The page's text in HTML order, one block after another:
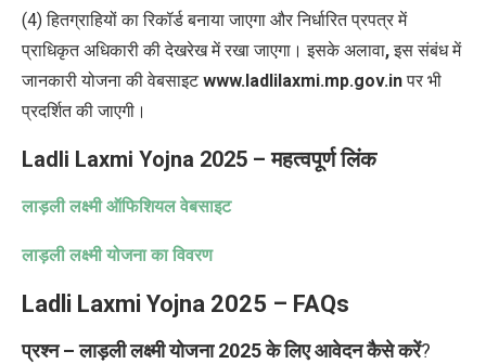
(4) हितग्राहियों का रिकॉर्ड बनाया जाएगा और निर्धारित प्रपत्र में
प्राधिकृत अधिकारी की देखरेख में रखा जाएगा। इसके अलावा,इस संबंध में
जानकारी योजना की वेबसाइटwww.ladlilaxmi.mp.gov.inपर भी
प्रदर्शित की जाएगी।
Ladli Laxmi Yojna 2025 –महत्वपूर्ण लिंक
लाड़ली लक्ष्मी ऑफिशियल वेबसाइट
लाड़ली लक्ष्मी योजना का विवरण
Ladli Laxmi Yojna 2025 – FAQs
प्रश्न – लाड़ली लक्ष्मी योजना 2025 के लिए आवेदन कैसे करें?